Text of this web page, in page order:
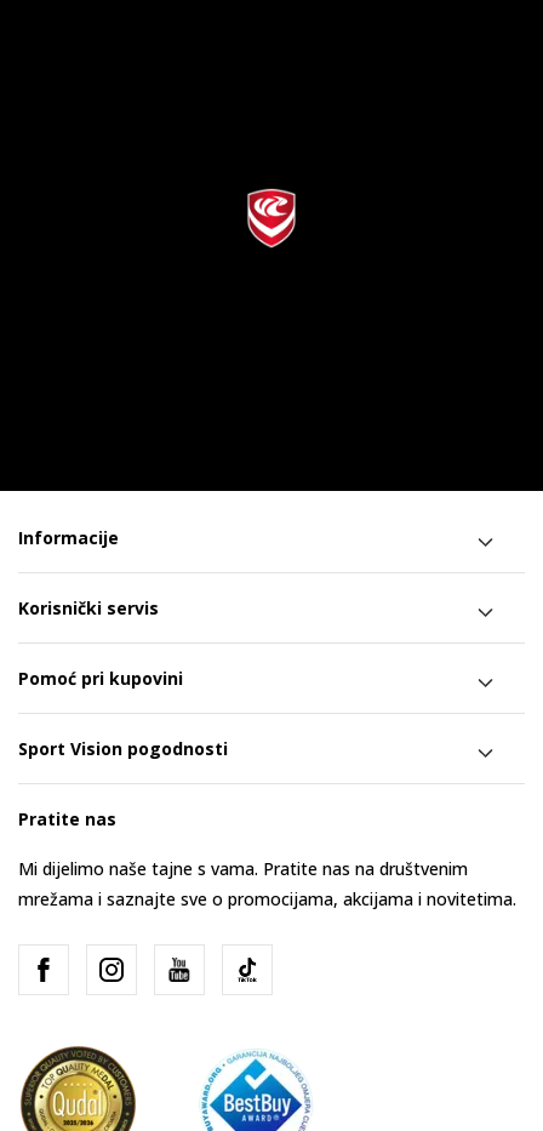
Informacije
Korisnički servis
Pomoć pri kupovini
Sport Vision pogodnosti
Pratite nas
Mi dijelimo naše tajne s vama. Pratite nas na društvenim
mrežama i saznajte sve o promocijama, akcijama i novitetima.